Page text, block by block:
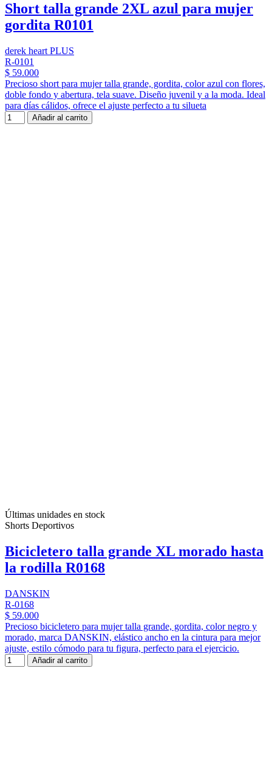
Short talla grande 2XL azul para mujer
gordita R0101
derek heart PLUS
R-0101
$ 59.000
Precioso short para mujer talla grande, gordita, color azul con flores,
doble fondo y abertura, tela suave. Diseño juvenil y a la moda. Ideal
para días cálidos, ofrece el ajuste perfecto a tu silueta
Añadir al carrito
Últimas unidades en stock
Shorts Deportivos
Bicicletero talla grande XL morado hasta
la rodilla R0168
DANSKIN
R-0168
$ 59.000
Precioso bicicletero para mujer talla grande, gordita, color negro y
morado, marca DANSKIN, elástico ancho en la cintura para mejor
ajuste, estilo cómodo para tu figura, perfecto para el ejercicio.
Añadir al carrito